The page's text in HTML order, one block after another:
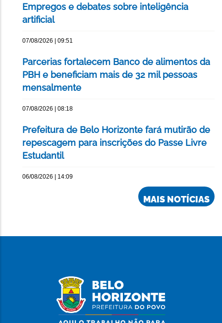
Empregos e debates sobre inteligência
artificial
07/08/2026 | 09:51
Parcerias fortalecem Banco de alimentos da
PBH e beneficiam mais de 32 mil pessoas
mensalmente
07/08/2026 | 08:18
Prefeitura de Belo Horizonte fará mutirão de
repescagem para inscrições do Passe Livre
Estudantil
06/08/2026 | 14:09
MAIS NOTÍCIAS